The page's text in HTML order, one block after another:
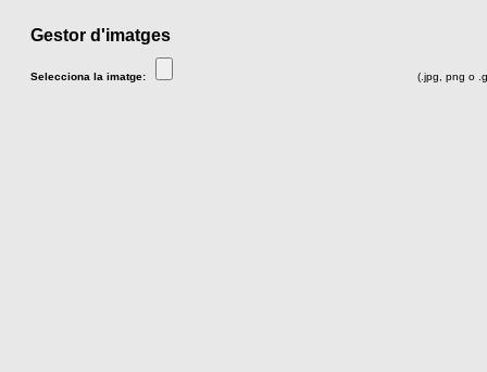
Gestor d'imatges
Selecciona la imatge: (.jpg, png o